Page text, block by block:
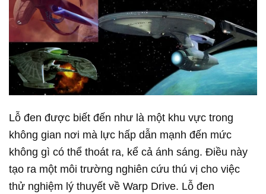
Lỗ đen được biết đến như là một khu vực trong
không gian nơi mà lực hấp dẫn mạnh đến mức
không gì có thể thoát ra, kể cả ánh sáng. Điều này
tạo ra một môi trường nghiên cứu thú vị cho việc
thử nghiệm lý thuyết về Warp Drive. Lỗ đen